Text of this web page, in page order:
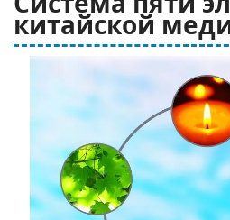
китайской